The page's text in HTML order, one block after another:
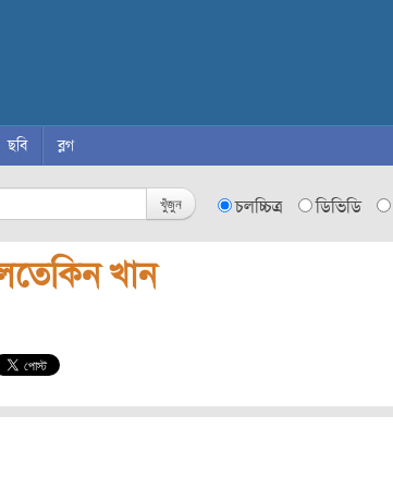
ছবি ব্লগ
খুঁজুন চলচ্চিত্র ডিভিডি
খান